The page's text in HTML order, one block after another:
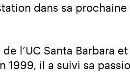
dans sa
l’UC Santa Barbara
1999, il a suivi sa